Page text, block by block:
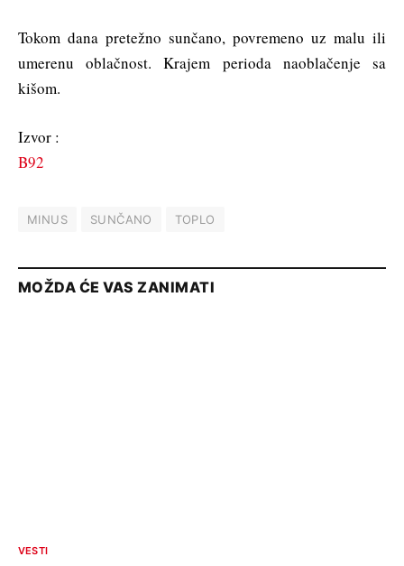
Tokom dana pretežno sunčano, povremeno uz malu ili
umerenu oblačnost. Krajem perioda naoblačenje sa
kišom.
Izvor :
B92
MINUS SUNČANO TOPLO
MOŽDA ĆE VAS ZANIMATI
VESTI